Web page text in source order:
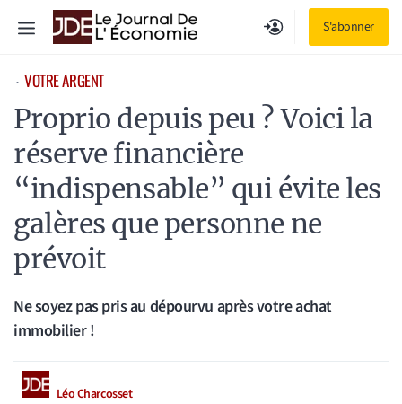
S'abonner
Menu
⋅ VOTRE ARGENT
Proprio depuis peu ? Voici la
réserve financière
“indispensable” qui évite les
galères que personne ne
prévoit
Ne soyez pas pris au dépourvu après votre achat
immobilier !
Léo Charcosset